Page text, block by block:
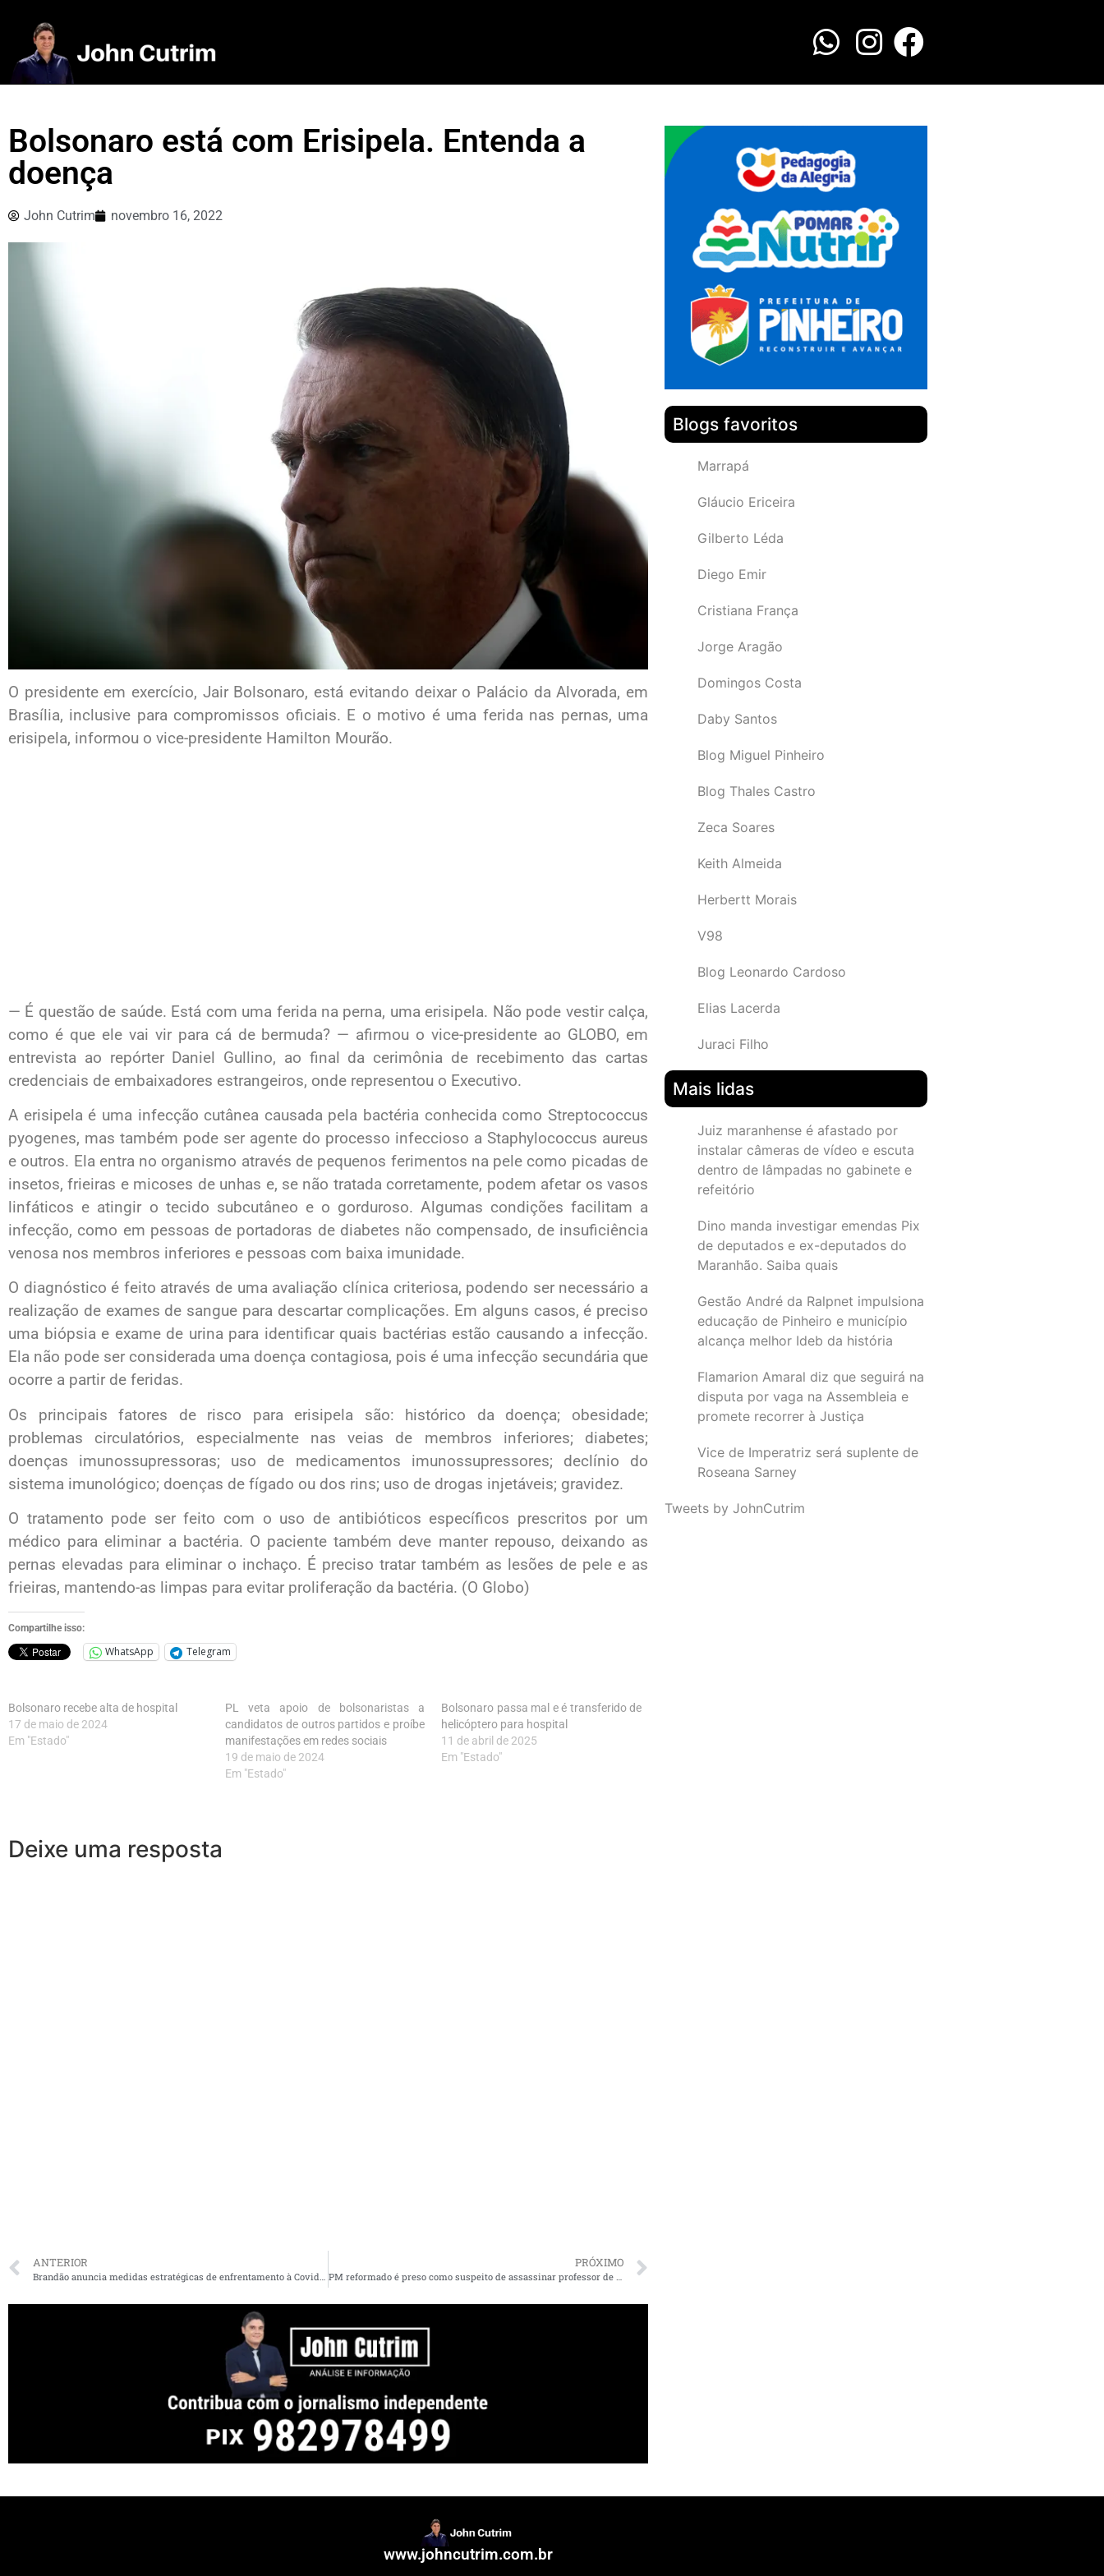
Bolsonaro está com Erisipela. Entenda a
doença
John Cutrim novembro 16, 2022
O presidente em exercício, Jair Bolsonaro, está evitando deixar o Palácio da Alvorada, em
Brasília, inclusive para compromissos oficiais. E o motivo é uma ferida nas pernas, uma
erisipela, informou o vice-presidente Hamilton Mourão.
— É questão de saúde. Está com uma ferida na perna, uma erisipela. Não pode vestir calça,
como é que ele vai vir para cá de bermuda? — afirmou o vice-presidente ao GLOBO, em
entrevista ao repórter Daniel Gullino, ao final da cerimônia de recebimento das cartas
credenciais de embaixadores estrangeiros, onde representou o Executivo.
A erisipela é uma infecção cutânea causada pela bactéria conhecida como Streptococcus
pyogenes, mas também pode ser agente do processo infeccioso a Staphylococcus aureus
e outros. Ela entra no organismo através de pequenos ferimentos na pele como picadas de
insetos, frieiras e micoses de unhas e, se não tratada corretamente, podem afetar os vasos
linfáticos e atingir o tecido subcutâneo e o gorduroso. Algumas condições facilitam a
infecção, como em pessoas de portadoras de diabetes não compensado, de insuficiência
venosa nos membros inferiores e pessoas com baixa imunidade.
O diagnóstico é feito através de uma avaliação clínica criteriosa, podendo ser necessário a
realização de exames de sangue para descartar complicações. Em alguns casos, é preciso
uma biópsia e exame de urina para identificar quais bactérias estão causando a infecção.
Ela não pode ser considerada uma doença contagiosa, pois é uma infecção secundária que
ocorre a partir de feridas.
Os principais fatores de risco para erisipela são: histórico da doença; obesidade;
problemas circulatórios, especialmente nas veias de membros inferiores; diabetes;
doenças imunossupressoras; uso de medicamentos imunossupressores; declínio do
sistema imunológico; doenças de fígado ou dos rins; uso de drogas injetáveis; gravidez.
O tratamento pode ser feito com o uso de antibióticos específicos prescritos por um
médico para eliminar a bactéria. O paciente também deve manter repouso, deixando as
pernas elevadas para eliminar o inchaço. É preciso tratar também as lesões de pele e as
frieiras, mantendo-as limpas para evitar proliferação da bactéria. (O Globo)
Compartilhe isso:
WhatsApp Telegram
Bolsonaro recebe alta de hospital
17 de maio de 2024
Em "Estado"
PL veta apoio de bolsonaristas a
candidatos de outros partidos e proíbe
manifestações em redes sociais
19 de maio de 2024
Em "Estado"
Bolsonaro passa mal e é transferido de
helicóptero para hospital
11 de abril de 2025
Em "Estado"
Deixe uma resposta
ANTERIOR PRÓXIMO
Blogs favoritos
Marrapá
Gláucio Ericeira
Gilberto Léda
Diego Emir
Cristiana França
Jorge Aragão
Domingos Costa
Daby Santos
Blog Miguel Pinheiro
Blog Thales Castro
Zeca Soares
Keith Almeida
Herbertt Morais
V98
Blog Leonardo Cardoso
Elias Lacerda
Juraci Filho
Mais lidas
Juiz maranhense é afastado por
instalar câmeras de vídeo e escuta
dentro de lâmpadas no gabinete e
refeitório
Dino manda investigar emendas Pix
de deputados e ex-deputados do
Maranhão. Saiba quais
Gestão André da Ralpnet impulsiona
educação de Pinheiro e município
alcança melhor Ideb da história
Flamarion Amaral diz que seguirá na
disputa por vaga na Assembleia e
promete recorrer à Justiça
Vice de Imperatriz será suplente de
Roseana Sarney
Tweets by JohnCutrim
www.johncutrim.com.br